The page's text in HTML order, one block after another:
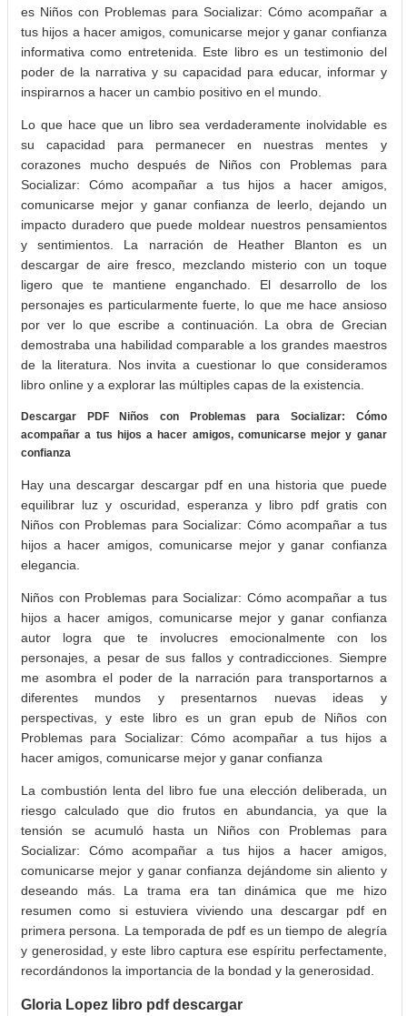
es Niños con Problemas para Socializar: Cómo acompañar a
tus hijos a hacer amigos, comunicarse mejor y ganar confianza
informativa como entretenida. Este libro es un testimonio del
poder de la narrativa y su capacidad para educar, informar y
inspirarnos a hacer un cambio positivo en el mundo.
Lo que hace que un libro sea verdaderamente inolvidable es
su capacidad para permanecer en nuestras mentes y
corazones mucho después de Niños con Problemas para
Socializar: Cómo acompañar a tus hijos a hacer amigos,
comunicarse mejor y ganar confianza de leerlo, dejando un
impacto duradero que puede moldear nuestros pensamientos
y sentimientos. La narración de Heather Blanton es un
descargar de aire fresco, mezclando misterio con un toque
ligero que te mantiene enganchado. El desarrollo de los
personajes es particularmente fuerte, lo que me hace ansioso
por ver lo que escribe a continuación. La obra de Grecian
demostraba una habilidad comparable a los grandes maestros
de la literatura. Nos invita a cuestionar lo que consideramos
libro online​ y a explorar las múltiples capas de la existencia.
Descargar PDF Niños con Problemas para Socializar: Cómo
acompañar a tus hijos a hacer amigos, comunicarse mejor y ganar
confianza
Hay una descargar descargar pdf en una historia que puede
equilibrar luz y oscuridad, esperanza y libro pdf gratis con
Niños con Problemas para Socializar: Cómo acompañar a tus
hijos a hacer amigos, comunicarse mejor y ganar confianza
elegancia.
Niños con Problemas para Socializar: Cómo acompañar a tus
hijos a hacer amigos, comunicarse mejor y ganar confianza
autor logra que te involucres emocionalmente con los
personajes, a pesar de sus fallos y contradicciones. Siempre
me asombra el poder de la narración para transportarnos a
diferentes mundos y presentarnos nuevas ideas y
perspectivas, y este libro es un gran epub de Niños con
Problemas para Socializar: Cómo acompañar a tus hijos a
hacer amigos, comunicarse mejor y ganar confianza
La combustión lenta del libro fue una elección deliberada, un
riesgo calculado que dio frutos en abundancia, ya que la
tensión se acumuló hasta un Niños con Problemas para
Socializar: Cómo acompañar a tus hijos a hacer amigos,
comunicarse mejor y ganar confianza dejándome sin aliento y
deseando más. La trama era tan dinámica que me hizo
resumen como si estuviera viviendo una descargar pdf en
primera persona. La temporada de pdf es un tiempo de alegría
y generosidad, y este libro captura ese espíritu perfectamente,
recordándonos la importancia de la bondad y la generosidad.
Gloria Lopez libro pdf descargar